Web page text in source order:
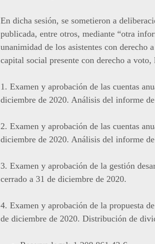
En dicha sesión, se sometieron a
publicada, entre otros, mediante “otra
unanimidad de los asistentes con derecho
capital social presente con derecho a voto,
1. Examen y aprobación de las cuentas
diciembre de 2020. Análisis del informe
2. Examen y aprobación de las cuentas
diciembre de 2020. Análisis del informe
3. Examen y aprobación de la gestión
cerrado a 31 de diciembre de 2020.
4. Examen y aprobación de la propuesta
de diciembre de 2020. Distribución de